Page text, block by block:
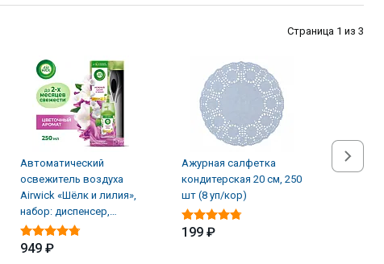
Страница 1 из 3
Автоматический
освежитель воздуха
Airwick «Шёлк и лилия»,
набор: диспенсер,
батарейки, баллон (4 шт/
949 ₽
Ажурная салфетка
кондитерская 20 см, 250
шт (8 уп/кор)
199 ₽